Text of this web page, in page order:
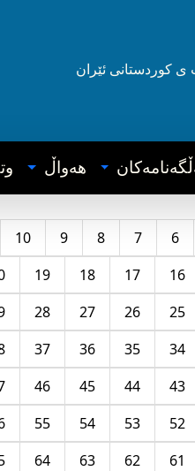
ی کوردستانی ئێران
هه‌واڵ
6
7
8
9
10
16
17
18
19
25
26
27
28
34
35
36
37
43
44
45
46
52
53
54
55
61
62
63
64